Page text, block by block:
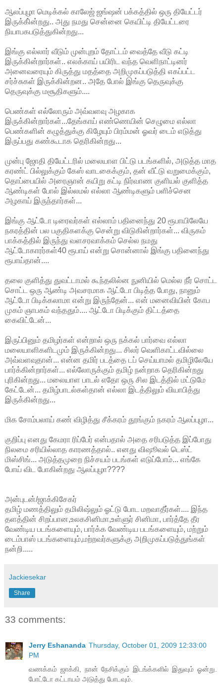
ஆலப்புழா மெடிக்கல் காலேஜ் ஜங்ஷன் பக்கத்தில் ஒரு தியேட்டர்
இருக்கி்ன்றது.. அது நமது சென்னை கெயிட்டி தியேட்டரை
நியாபகபடுத்துகின்றது...
இங்கு எல்லார் வீடும் முன்புறம் தோட்டம் வைத்தே வீடு கட்டி
இருக்கின்றார்கள்.. எலக்காய் பயிரிட வந்த வெளிநாட்டினர்
அனைவரையும் கிருத்து மதத்தை அறிமுகப்படுத்தி எகப்பட்ட
சர்ச்சுகள் இருக்கின்றன.. அதே போல் இங்கு தெருவுக்கு
தெருவுக்கு மசூதிகளும்....
பெண்கள் எல்லோரும் அவ்வளவு அழகாக
இருக்கின்றார்கள்...தேங்காய் எண்ணெயின் செழுமை எல்லா
பெண்களின் கழுத்துக்கு கிழேயும் பிரம்மன் ஓவர் டைம் எடுத்து
இருப்பது கண்கூடாக தெரிகின்றது...
முன்பு ஜோதி தியேட்டரில் மலையாள பிட்டு படங்களில், அடுத்த மாத
கரண்ட் பில்லுக்கும் கேஸ் வாடகைக்கும், தன் வீட்டு வறுமைக்கும்,
தொப்பையில் அரைஞான் கயிறு கட்டி நிர்வாண குளியல் குளித்த
ஆண்டிகள் போல் இல்லமல் எல்லா ஆண்டிகளும் பளிச்சென
அழகாய் இருந்தார்கள்...
இங்கு ஆட்டோ டிரைவர்கள் எல்லாம் பதினைந்து 20 ரூபாயிலேயே
நகரத்தின் பல பகுதிகளக்கு சென்று விடுகின்றார்கள்... விருகம்
பாக்கத்தில் இருந்து வளசரவாக்கம் செல்ல நமது
ஆட்டோகாரர்கள்40 ரூபாய் என்று சொன்னால் இங்கு பதினைந்து
ரூபாய்தான்....
தலை குளித்து துவட்டாமல் கூந்தலில்ன நுனியில் மெல்ல நீர் சொட்ட
சொட்ட ஒரு ஆண்டி அவசரமாக ஆட்டோ பிடித்த போது, நானும்
ஆட்டோ பிடிக்கலாமா என்று இருந்தேன்... என் மனைவியின் கோப
முகம் ஞாபகம் வந்ததும்.... ஆட்டோ பிடிக்கும் திட்டத்தை
கைவிட்டேன்...
இருப்பினும் தமிழர்கள் என்றால் ஒரு நக்கல் பார்வை எல்லா
மலையாளிகளிடமும் இருக்கின்றது... சிலர் வெளிகாட்டவில்லை
அவ்வளவுதான்... என்ன தமிர் படத்தை டப் செய்யாமல் தமிழிலேயே
பார்க்கின்றார்கள்... எல்லோருக்கும் தமிழ் நன்றாக தெரிகின்றது
புரிகின்றது... மலையாள பாடல் எதோ ஒரு சில இடத்தில் மட்டுமே
கேட்டேன்... தமிழ்பாடல்கள்தான் எல்லா இடத்திலும் வியாபித்து
இருக்கின்றது...
மிக சோம்பலாய் கண் விழித்து சீக்கரம் தூங்கும் நகரம் ஆலப்புழா...
குறிப்பு எனது கேமரா ரிப்பேர் என்பதால் அதை சரிபடுத்த இப்போது
நிலமை சரியில்லாத காரணத்தால்.. எனது விஷூவல் டெஸ்ட்
மிஸ்சிங்... அடுத்தமுறை நிச்சயம் படங்கள் எடுப்போம்... எங்கே
போய் விட போகின்றது ஆலப்புழா????
அன்புடன்/ஜாக்கிசேகர்
தமிழ் மணத்திலும் தமிலிஷ்லும் ஓட்டு போட மறவாதீர்கள்.... இந்த
தளத்தின் சிறப்பான,உலகசினிமா,உள்ளுர் சினிமா, பார்த்தே தீர
வேண்டிய படங்களையும், பார்க்க வேண்டிய படங்களையும், மற்றும்
டைம்பாஸ் படங்களையும்,மற்றவர்களுக்கு அறிமுகப்படுத்துங்கள்
நன்றி.....
Jackiesekar
Share
33 comments:
Jerry Eshananda Thursday, October 01, 2009 12:33:00
PM
வணக்கம் ஜாக்கி, நான் நேசிக்கும் இடங்க்களில் இதுவும் ஓன்று.
போட்டோ கட்டாயம் அடுத்து போடவும்.